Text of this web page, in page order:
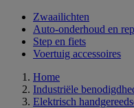
Zwaailichten
Auto-onderhoud en
Step en fiets
Voertuig accessoires
Home
Industriële
Elektrisch